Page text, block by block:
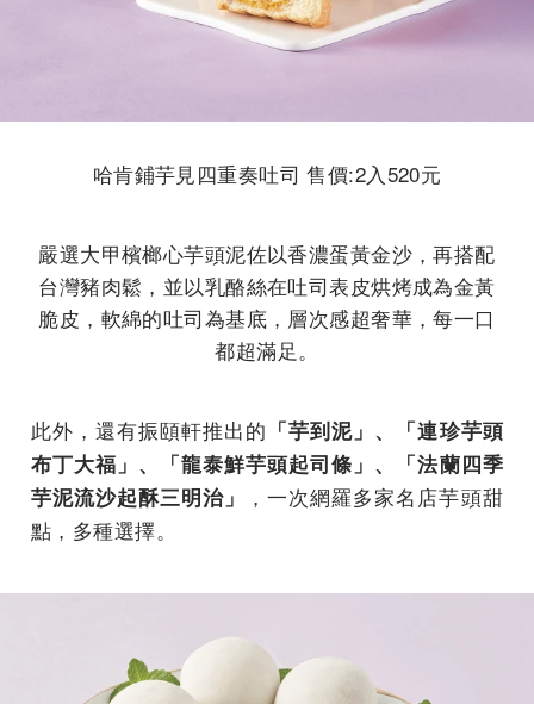
哈肯鋪芋見四重奏吐司 售價:2入520元
嚴選大甲檳榔心芋頭泥佐以香濃蛋黃金沙，再搭配
台灣豬肉鬆，並以乳酪絲在吐司表皮烘烤成為金黃
脆皮，軟綿的吐司為基底，層次感超奢華，每一口
都超滿足。
此外，還有振頤軒推出的 「芋到泥」、「連珍芋頭
布丁大福」、「龍泰鮮芋頭起司條」、「法蘭四季
芋泥流沙起酥三明治」
，一次網羅多家名店芋頭甜
點，多種選擇。